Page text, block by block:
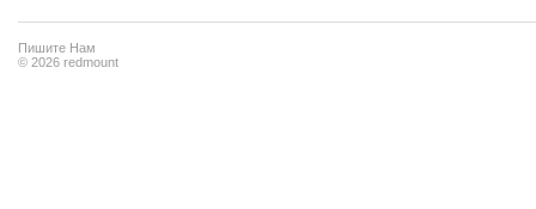
Пишите Нам
© 2026 redmount